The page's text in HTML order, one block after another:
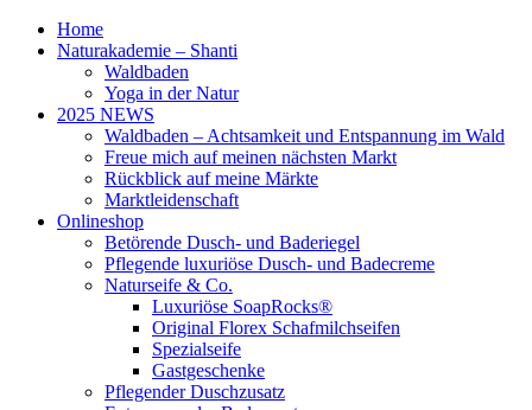
Home
Naturakademie – Shanti
Waldbaden
Yoga in der Natur
2025 NEWS
Waldbaden – Achtsamkeit und Entspannung im Wald
Freue mich auf meinen nächsten Markt
Rückblick auf meine Märkte
Marktleidenschaft
Onlineshop
Betörende Dusch- und Baderiegel
Pflegende luxuriöse Dusch- und Badecreme
Naturseife & Co.
Luxuriöse SoapRocks®
Original Florex Schafmilchseifen
Spezialseife
Gastgeschenke
Pflegender Duschzusatz